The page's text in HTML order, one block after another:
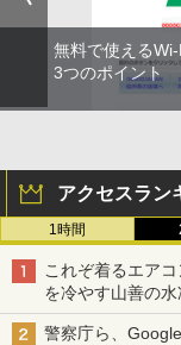
無料で使える
3つのポイント
アクセスラン
1時間
これぞ着るエア
を冷やす山善の
ち・ざ・ろーど
警察庁ら、